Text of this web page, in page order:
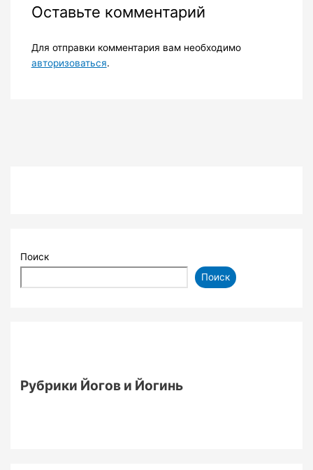
Оставьте комментарий
Для отправки комментария вам необходимо
авторизоваться.
Поиск
Поиск
Рубрики Йогов и Йогинь